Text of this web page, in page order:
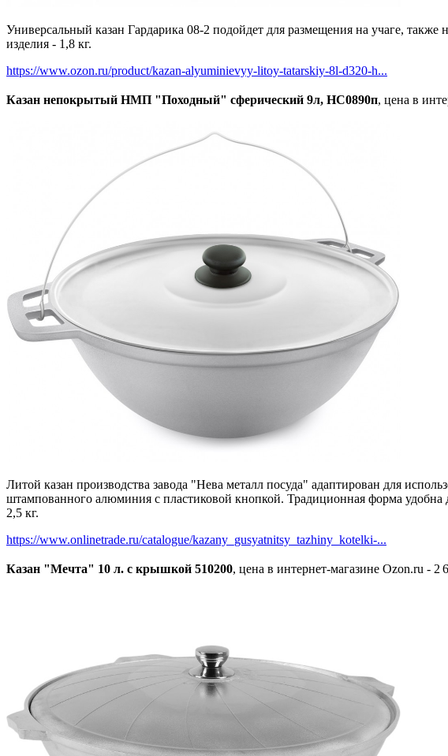
Универсальный казан Гардарика 08-2 подойдет для размещения на учаге, также
изделия - 1,8 кг.
https://www.ozon.ru/product/kazan-alyuminievyy-litoy-tatarskiy-8l-d320-h...
Казан непокрытый НМП "Походный" сферический 9л, НС0890п, цена в
Литой казан производства завода "Нева металл посуда" адаптирован для
штампованного алюминия с пластиковой кнопкой. Традиционная форма удобна
2,5 кг.
https://www.onlinetrade.ru/catalogue/kazany_gusyatnitsy_tazhiny_kotelki-...
Казан "Мечта" 10 л. с крышкой 510200, цена в интернет-магазине Ozon.ru - 2